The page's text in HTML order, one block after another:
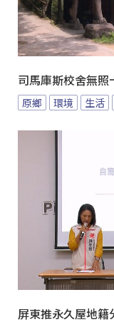
司馬庫斯校舍無照
原鄉 環境 生活
屏東推永久屋地籍